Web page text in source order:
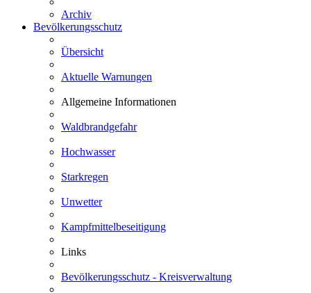
Archiv
Bevölkerungsschutz
Übersicht
Aktuelle Warnungen
Allgemeine Informationen
Waldbrandgefahr
Hochwasser
Starkregen
Unwetter
Kampfmittelbeseitigung
Links
Bevölkerungsschutz - Kreisverwaltung